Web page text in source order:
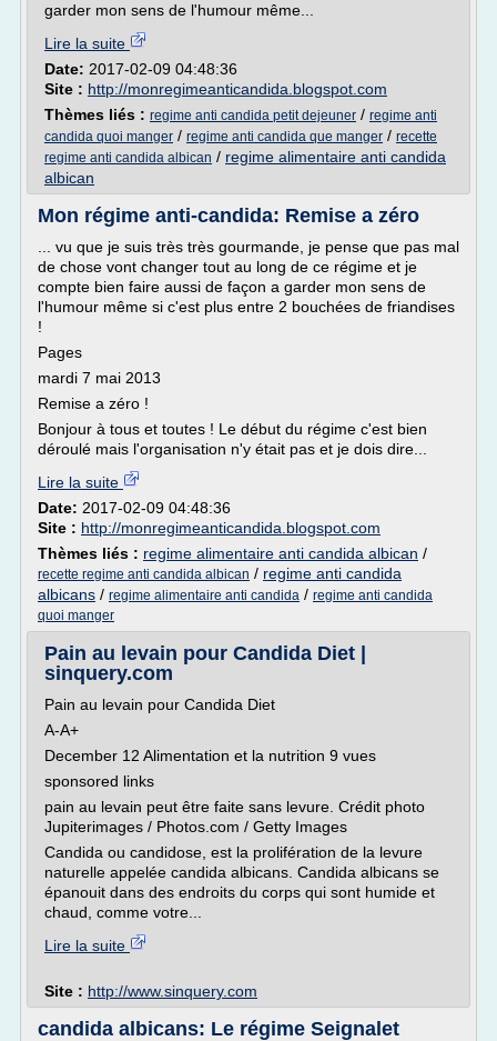
garder mon sens de l'humour même...
Lire la suite
Date: 2017-02-09 04:48:36
Site : http://monregimeanticandida.blogspot.com
Thèmes liés : regime anti candida petit dejeuner / regime anti
candida quoi manger / regime anti candida que manger / recette
regime anti candida albican / regime alimentaire anti candida
albican
Mon régime anti-candida: Remise a zéro
... vu que je suis très très gourmande, je pense que pas mal
de chose vont changer tout au long de ce régime et je
compte bien faire aussi de façon a garder mon sens de
l'humour même si c'est plus entre 2 bouchées de friandises
!
Pages
mardi 7 mai 2013
Remise a zéro !
Bonjour à tous et toutes ! Le début du régime c'est bien
déroulé mais l'organisation n'y était pas et je dois dire...
Lire la suite
Date: 2017-02-09 04:48:36
Site : http://monregimeanticandida.blogspot.com
Thèmes liés : regime alimentaire anti candida albican /
recette regime anti candida albican / regime anti candida
albicans / regime alimentaire anti candida / regime anti candida
quoi manger
Pain au levain pour Candida Diet |
sinquery.com
Pain au levain pour Candida Diet
A-A+
December 12 Alimentation et la nutrition 9 vues
sponsored links
pain au levain peut être faite sans levure. Crédit photo
Jupiterimages / Photos.com / Getty Images
Candida ou candidose, est la prolifération de la levure
naturelle appelée candida albicans. Candida albicans se
épanouit dans des endroits du corps qui sont humide et
chaud, comme votre...
Lire la suite
Site : http://www.sinquery.com
candida albicans: Le régime Seignalet